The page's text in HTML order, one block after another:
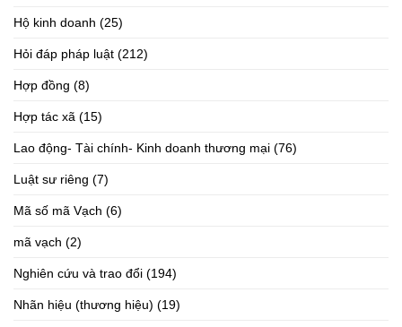
Hộ kinh doanh (25)
Hỏi đáp pháp luật (212)
Hợp đồng (8)
Hợp tác xã (15)
Lao động- Tài chính- Kinh doanh thương mại (76)
Luật sư riêng (7)
Mã số mã Vạch (6)
mã vạch (2)
Nghiên cứu và trao đổi (194)
Nhãn hiệu (thương hiệu) (19)